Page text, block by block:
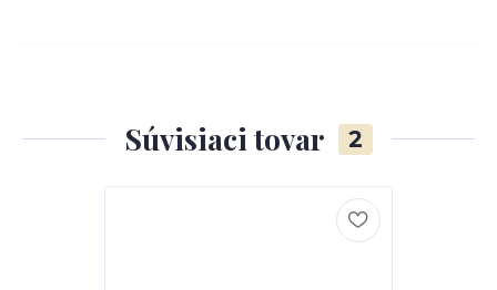
Súvisiaci tovar 2